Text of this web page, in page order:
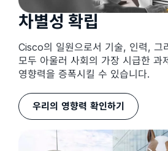
차별성 확립
Cisco의 일원으로서 기술, 인력, 그
모두 아울러 사회의 가장 시급한 과
영향력을 증폭시킬 수 있습니다.
우리의 영향력 확인하기